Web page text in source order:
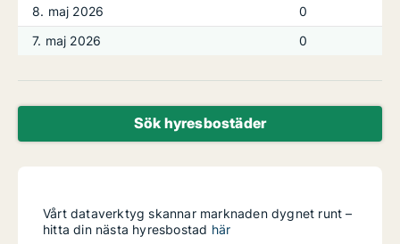
8. maj 2026
0
7. maj 2026
0
Sök hyresbostäder
Vårt dataverktyg skannar marknaden dygnet runt –
hitta din nästa hyresbostad här